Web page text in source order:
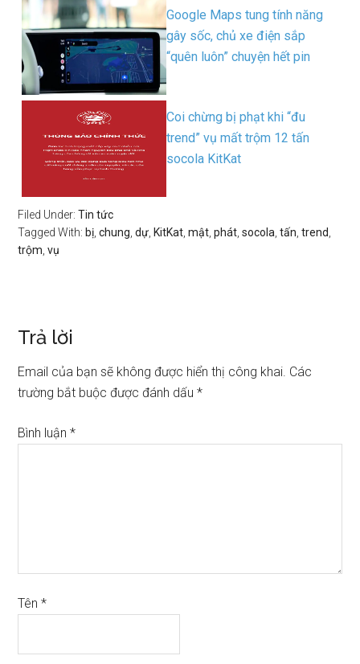
Google Maps tung tính năng
gây sốc, chủ xe điện sắp
“quên luôn” chuyện hết pin
Coi chừng bị phạt khi “đu
trend” vụ mất trộm 12 tấn
socola KitKat
Filed Under:Tin tức
Tagged With: bị ,chung ,dự KitKat ,mật ,phát ,socola ,tấn ,trend
trộm ,vụ
Trả lời
Email của bạn sẽ không được hiển thị công khai. Các
trường bắt buộc được đánh dấu*
Bình luận*
Tên*